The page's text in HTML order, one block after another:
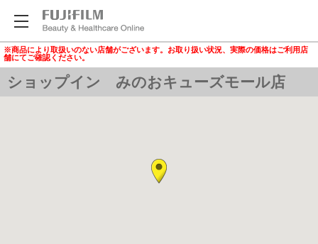
※商品により取扱いのない店舗がございます。お取り扱い状況、実際の価格はご利用店
舗にてご確認ください。
ショップイン みのおキューズモール店